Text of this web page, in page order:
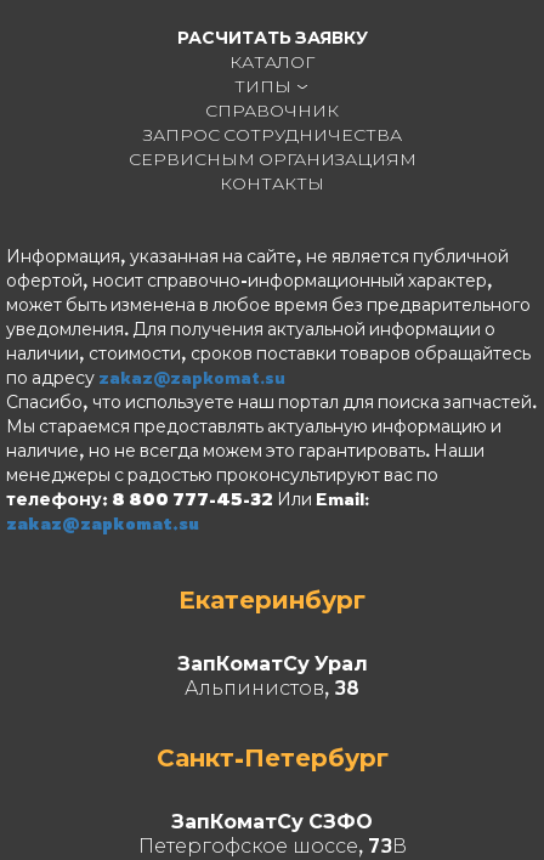
РАСЧИТАТЬ ЗАЯВКУ
КАТАЛОГ
ТИПЫ
СПРАВОЧНИК
ЗАПРОС СОТРУДНИЧЕСТВА
СЕРВИСНЫМ ОРГАНИЗАЦИЯМ
КОНТАКТЫ
Информация, указанная на сайте, не является публичной
офертой, носит справочно-информационный характер,
может быть изменена в любое время без предварительного
уведомления. Для получения актуальной информации о
наличии, стоимости, сроков поставки товаров обращайтесь
по адресу zakaz@zapkomat.su
Спасибо, что используете наш портал для поиска запчастей.
Мы стараемся предоставлять актуальную информацию и
наличие, но не всегда можем это гарантировать. Наши
менеджеры с радостью проконсультируют вас по
телефону: 8 800 777-45-32 Или Email:
zakaz@zapkomat.su
Екатеринбург
ЗапКоматСу Урал
Альпинистов, 38
Санкт-Петербург
ЗапКоматСу СЗФО
Петергофское шоссе, 73В